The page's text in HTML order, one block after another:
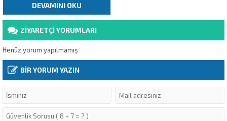
DEVAMINI OKU
ZİYARETÇİ YORUMLARI
Henüz yorum yapılmamış
BİR YORUM YAZIN